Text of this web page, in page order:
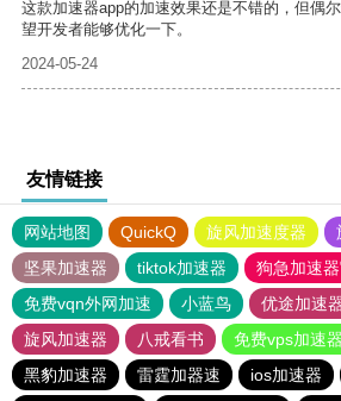
这款加速器app的加速效果还是不错的，但偶
望开发者能够优化一下。
2024-05-24
友情链接
网站地图 QuickQ 旋风加速度器
坚果加速器
tiktok加速器
狗急加速
免费vqn外网加速
小蓝鸟 优途加速
旋风加速器
八戒看书
免费vps加速
黑豹加速器
雷霆加器速 ios加速器